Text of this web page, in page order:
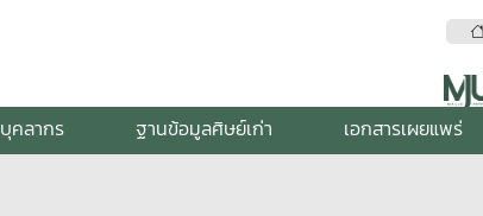
บุคลากร ฐานข้อมูลศิษย์เก่า เอกสารเผยแพร่